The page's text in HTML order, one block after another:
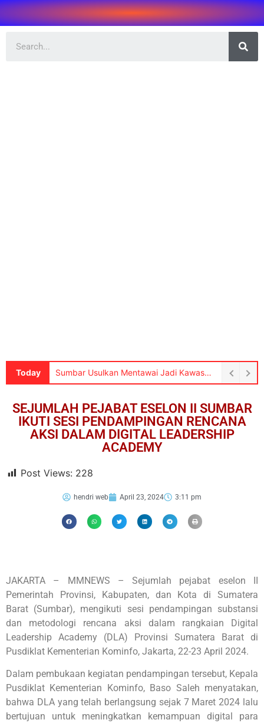
Today Sumbar Usulkan Mentawai Jadi Kawasan Tambak Udang Terintegrasi Rp7,2 Triliun, Menteri KKP Langsung Perintahkan Survei Lapangan
SEJUMLAH PEJABAT ESELON II SUMBAR
IKUTI SESI PENDAMPINGAN RENCANA
AKSI DALAM DIGITAL LEADERSHIP
ACADEMY
Post Views: 228
hendri web April 23, 2024 3:11 pm
JAKARTA – MMNEWS – Sejumlah pejabat eselon II
Pemerintah Provinsi, Kabupaten, dan Kota di Sumatera
Barat (Sumbar), mengikuti sesi pendampingan substansi
dan metodologi rencana aksi dalam rangkaian Digital
Leadership Academy (DLA) Provinsi Sumatera Barat di
Pusdiklat Kementerian Kominfo, Jakarta, 22-23 April 2024.
Dalam pembukaan kegiatan pendampingan tersebut, Kepala
Pusdiklat Kementerian Kominfo, Baso Saleh menyatakan,
bahwa DLA yang telah berlangsung sejak 7 Maret 2024 lalu
bertujuan untuk meningkatkan kemampuan digital para